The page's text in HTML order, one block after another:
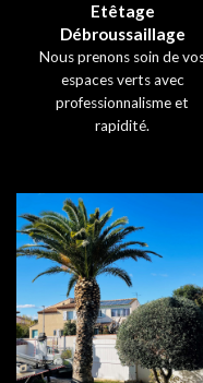
Etêtage
Débroussaillage
Nous prenons soin de
espaces verts avec
professionnalisme et
rapidité.